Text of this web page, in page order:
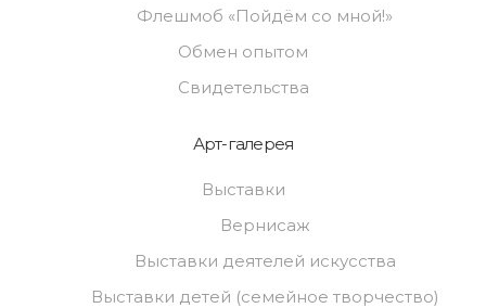
Флешмоб «Пойдём со мной!»
Обмен опытом
Свидетельства
Арт-галерея
Выставки
Вернисаж
Выставки деятелей искусства
Выставки детей (семейное творчество)